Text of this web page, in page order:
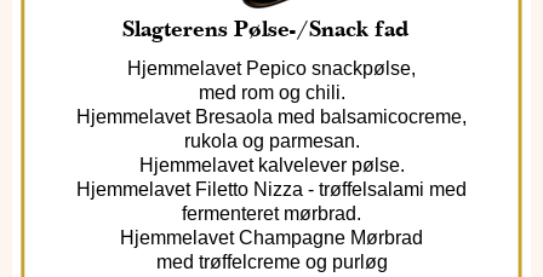
Slagterens Pølse-/Snack fad
Hjemmelavet Pepico snackpølse,
med rom og chili.
Hjemmelavet Bresaola med balsamicocreme,
rukola og parmesan.
Hjemmelavet kalvelever pølse.
Hjemmelavet Filetto Nizza - trøffelsalami med
fermenteret mørbrad.
Hjemmelavet Champagne Mørbrad
med trøffelcreme og purløg